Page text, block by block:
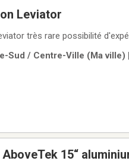
Leviator
très rare possibilité
Sud / Centre-Ville (Ma ville)
Bras articulé AboveTek 15“